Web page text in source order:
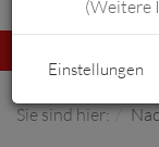
umschalten
Sie sind hier:
(Weitere
Einstellungen